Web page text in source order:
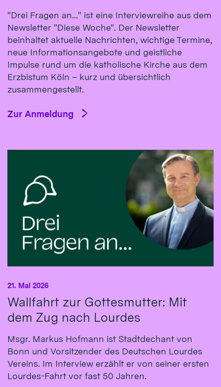
"Drei Fragen an..." ist eine Interviewreihe aus dem
Newsletter "Diese Woche". Der Newsletter
beinhaltet aktuelle Nachrichten, wichtige Termine,
neue Informationsangebote und geistliche
Impulse rund um die katholische Kirche aus dem
Erzbistum Köln – kurz und übersichtlich
zusammengestellt.
Zur Anmeldung
Wallfahrt zur Gottesmutter: Mit
dem Zug nach Lourdes
21. Mai 2026
Msgr. Markus Hofmann ist Stadtdechant von
Bonn und Vorsitzender des Deutschen Lourdes
Vereins. Im Interview erzählt er von seiner ersten
Lourdes-Fahrt vor fast 50 Jahren.